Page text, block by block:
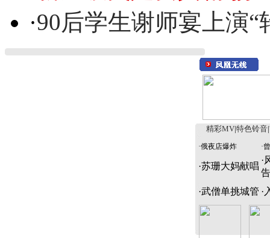
·90后学生谢师宴上演“
精彩MV 特色铃音
·俄夜店爆炸 ·
·苏珊大妈献唱
·
告
·武僧单挑城管 ·